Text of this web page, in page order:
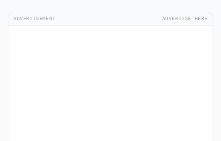
ADVERTISEMENT ADVERTISE HERE